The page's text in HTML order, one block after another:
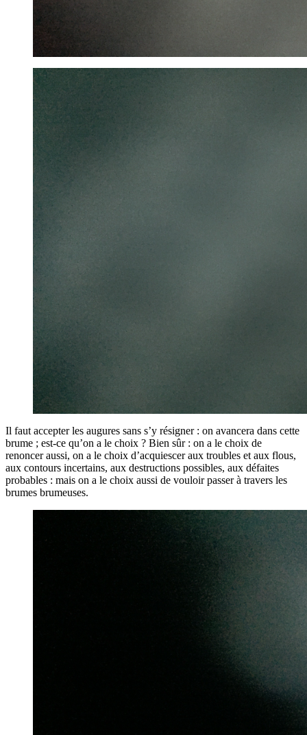
Il faut accepter les augures sans s’y résigner : on avancera dans cette
brume ; est-ce qu’on a le choix ? Bien sûr : on a le choix de
renoncer aussi, on a le choix d’acquiescer aux troubles et aux flous,
aux contours incertains, aux destructions possibles, aux défaites
probables : mais on a le choix aussi de vouloir passer à travers les
brumes brumeuses.